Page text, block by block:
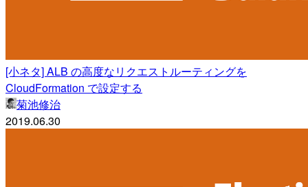
[小ネタ] ALB の高度なリクエストルーティングを
CloudFormation で設定する
菊池修治
2019.06.30